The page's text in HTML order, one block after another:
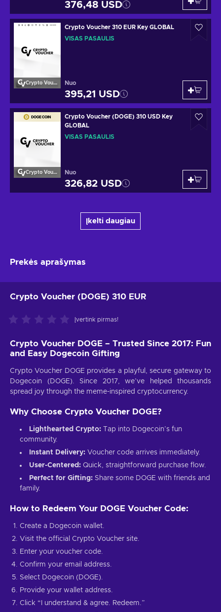
376,48 USD
Crypto Voucher
Crypto Voucher 310 EUR Key GLOBAL
VISAS PASAULIS
Nuo
395,21 USD
Crypto Voucher
Crypto Voucher (DOGE) 310 USD Key
GLOBAL
VISAS PASAULIS
Nuo
326,82 USD
Įkelti daugiau
Prekės aprašymas
Crypto Voucher (DOGE) 310 EUR
Įvertink pirmas!
Crypto Voucher DOGE – Trusted Since 2017: Fun
and Easy Dogecoin Gifting
Crypto Voucher DOGE provides a playful, secure gateway to
Dogecoin (DOGE). Since 2017, we’ve helped thousands
spread joy through the meme-inspired cryptocurrency.
Why Choose Crypto Voucher DOGE?
Lighthearted Crypto: Tap into Dogecoin’s fun
community.
Instant Delivery: Voucher code arrives immediately.
User-Centered: Quick, straightforward purchase flow.
Perfect for Gifting: Share some DOGE with friends and
family.
How to Redeem Your DOGE Voucher Code:
Create a Dogecoin wallet.
Visit the official Crypto Voucher site.
Enter your voucher code.
Confirm your email address.
Select Dogecoin (DOGE).
Provide your wallet address.
Click “I understand & agree. Redeem.”